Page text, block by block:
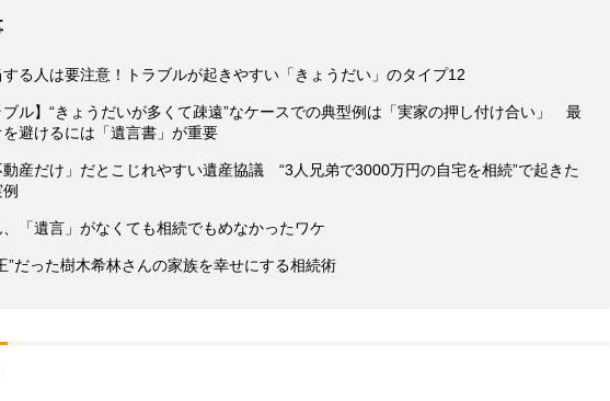
する人は要注意！トラブルが起きやすい「きょうだい」のタイプ12
ブル】“きょうだいが多くて疎遠”なケースでの典型例は「実家の押し付け合い」 最
避けるには「遺言書」が重要
動産だけ」だとこじれやすい遺産協議 “3人兄弟で3000万円の自宅を相続”で起きた
「遺言」がなくても相続でもめなかったワケ
”だった樹木希林さんの家族を幸せにする相続術